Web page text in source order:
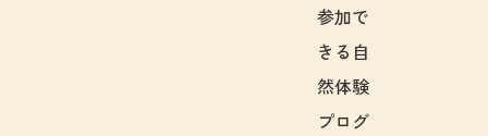
参加で
きる自
然体験
プログ